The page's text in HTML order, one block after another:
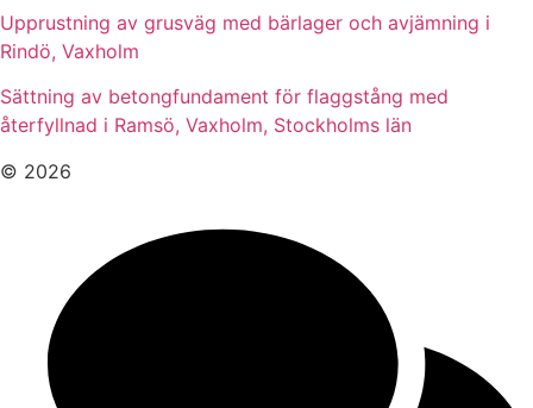
Upprustning av grusväg med bärlager och avjämning i
Rindö, Vaxholm
Sättning av betongfundament för flaggstång med
återfyllnad i Ramsö, Vaxholm, Stockholms län
© 2026